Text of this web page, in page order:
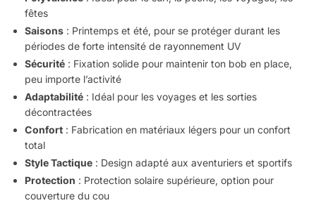
fêtes
Saisons : Printemps et été, pour se protéger durant les
périodes de forte intensité de rayonnement UV
Sécurité : Fixation solide pour maintenir ton bob en place,
peu importe l’activité
Adaptabilité : Idéal pour les voyages et les sorties
décontractées
Confort : Fabrication en matériaux légers pour un confort
total
Style Tactique : Design adapté aux aventuriers et sportifs
Protection : Protection solaire supérieure, option pour
couverture du cou